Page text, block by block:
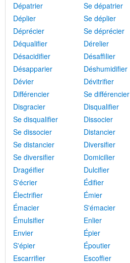
Dépatrier
Se dépatrier
Déplier
Se déplier
Déprécier
Se déprécier
Déqualifier
Dérelier
Désacidifier
Désaffilier
Désapparier
Déshumidifier
Dévier
Dévitrifier
Différencier
Se différencier
Disgracier
Disqualifier
Se disqualifier
Dissocier
Se dissocier
Distancier
Se distancier
Diversifier
Se diversifier
Domicilier
Dragéifier
Dulcifier
S'écrier
Édifier
Électrifier
Émier
Émacier
S'émacier
Émulsifier
Enlier
Envier
Épier
S'épier
Époutier
Escarrifier
Escoffier